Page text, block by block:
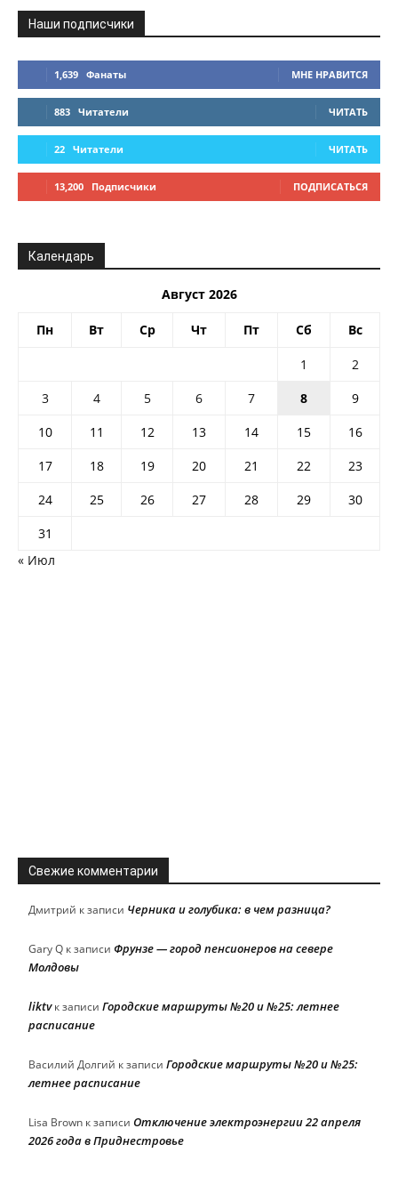
Наши подписчики
1,639 Фанаты МНЕ НРАВИТСЯ
883 Читатели ЧИТАТЬ
22 Читатели ЧИТАТЬ
13,200 Подписчики ПОДПИСАТЬСЯ
Календарь
Август 2026
Пн Вт Ср Чт Пт Сб Вс
1
2
3
4 5 6 7 8
9
10
11 12 13 14 15
16
17
18 19 20 21 22
23
24
25 26 27 28 29
30
31
« Июл
Свежие комментарии
Дмитрий к записи Черника и голубика: в чем разница?
Gary Q к записи Фрунзе — город пенсионеров на севере
Молдовы
liktvк записи Городские маршруты №20 и №25: летнее
расписание
Василий Долгий к записи Городские маршруты №20 и №25:
летнее расписание
Lisa Brown к записи Отключение электроэнергии 22 апреля
2026 года в Приднестровье